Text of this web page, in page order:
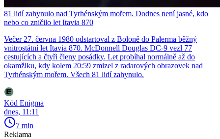
81 lidí zahynulo nad Tyrhénským mořem. Dodnes není jasné, kdo
nebo co zničilo let Itavia 870
Večer 27. června 1980 odstartoval z Boloně do Palerma běžný
vnitrostátní let Itavia 870. McDonnell Douglas DC-9 vezl 77
cestujících a čtyři členy posádky. Let probíhal normálně až do
okamžiku, kdy kolem 20:59 zmizel z radarových obrazovek nad
Tyrhénským mořem. Všech 81 lidí zahynulo.
Kód Enigma
dnes, 11:11
7 min
Reklama